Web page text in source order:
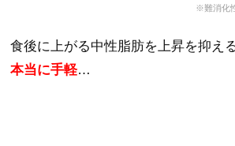
※難消化
食後に上がる中性脂肪を上昇を抑え
本当に手軽…